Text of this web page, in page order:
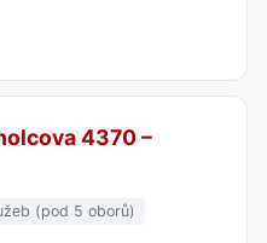
4370 –
(pod 5 oborů)